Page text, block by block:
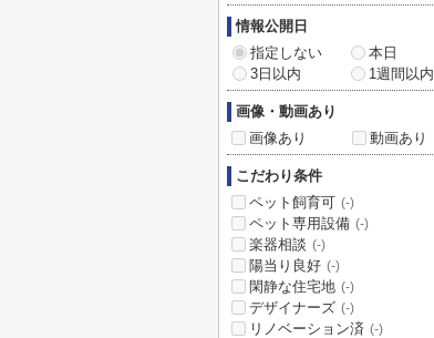
情報公開日
指定しない
本日
3日以内
1週間以内
画像・動画あり
画像あり
動画あり
こだわり条件
ペット飼育可 (-)
ペット専用設備 (-)
楽器相談 (-)
陽当り良好 (-)
閑静な住宅地 (-)
デザイナーズ (-)
リノベーション済 (-)